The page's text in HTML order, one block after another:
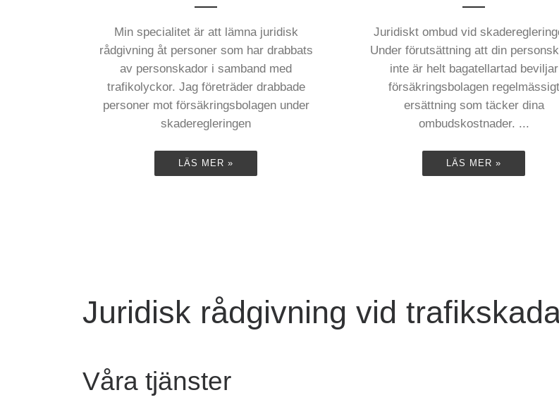
Min specialitet är att lämna juridisk
rådgivning åt personer som har drabbats
av personskador i samband med
trafikolyckor. Jag företräder drabbade
personer mot försäkringsbolagen under
skaderegleringen
LÄS MER »
Juridiskt ombud vid
Under förutsättning att din
inte är helt bagatellartad beviljar
försäkringsbolagen regelmässigt
ersättning som täcker dina
ombudskostnader. ...
LÄS MER »
Juridisk rådgivning vid
Våra tjänster